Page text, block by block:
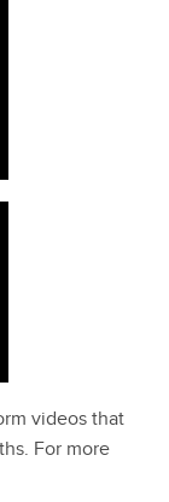
videos that
For more